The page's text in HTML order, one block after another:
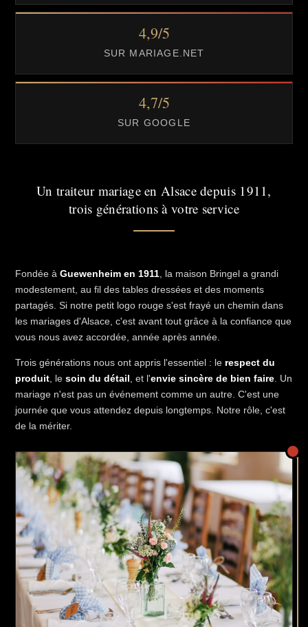
4,9/5
SUR MARIAGE.NET
4,7/5
SUR GOOGLE
Un traiteur mariage en Alsace depuis 1911,
trois générations à votre service
Fondée à Guewenheim en 1911 , la maison Bringel a grandi
modestement, au fil des tables dressées et des moments
partagés. Si notre petit logo rouge s'est frayé un chemin dans
les mariages d'Alsace, c'est avant tout grâce à la confiance que
vous nous avez accordée, année après année.
Trois générations nous ont appris l'essentiel : le respect du
produit , le soin du détail , et l'envie sincère de bien faire . Un
mariage n'est pas un événement comme un autre. C'est une
journée que vous attendez depuis longtemps. Notre rôle, c'est
de la mériter.